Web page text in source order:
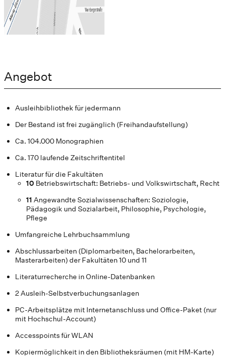
Angebot
Ausleihbibliothek für jedermann
Der Bestand ist frei zugänglich (Freihandaufstellung)
Ca. 104.000 Monographien
Ca. 170 laufende Zeitschriftentitel
Literatur für die Fakultäten
10 Betriebswirtschaft: Betriebs- und Volkswirtschaft, Recht
11 Angewandte Sozialwissenschaften: Soziologie,
Pädagogik und Sozialarbeit, Philosophie, Psychologie,
Pflege
Umfangreiche Lehrbuchsammlung
Abschlussarbeiten (Diplomarbeiten, Bachelorarbeiten,
Masterarbeiten) der Fakultäten 10 und 11
Literaturrecherche in Online-Datenbanken
2 Ausleih-Selbstverbuchungsanlagen
PC-Arbeitsplätze mit Internetanschluss und Office-Paket (nur
mit Hochschul-Account)
Accesspoints für WLAN
Kopiermöglichkeit in den Bibliotheksräumen (mit HM-Karte)